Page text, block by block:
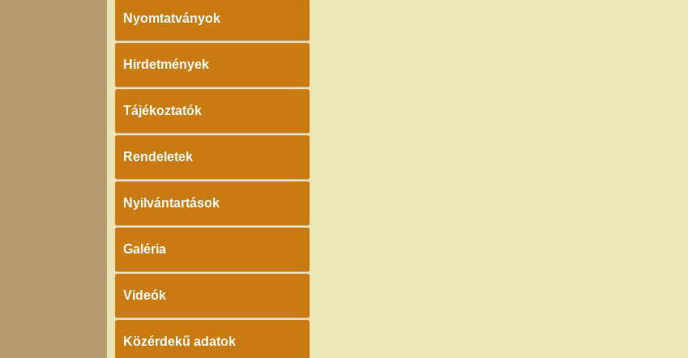
Nyomtatványok
Hirdetmények
Tájékoztatók
Rendeletek
Nyilvántartások
Galéria
Videók
Közérdekű adatok